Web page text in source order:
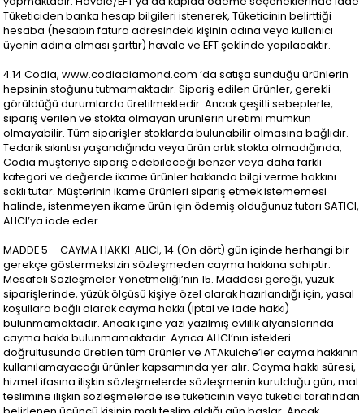
Tüketiciden banka hesap bilgileri istenerek, Tüketicinin belirttiği
hesaba (hesabın fatura adresindeki kişinin adına veya kullanıcı
üyenin adına olması şarttır) havale ve EFT şeklinde yapılacaktır.
4.14 Codia, www.codiadiamond.com ’da satışa sunduğu ürünlerin
hepsinin stoğunu tutmamaktadır. Sipariş edilen ürünler, gerekli
görüldüğü durumlarda üretilmektedir. Ancak çeşitli sebeplerle,
sipariş verilen ve stokta olmayan ürünlerin üretimi mümkün
olmayabilir. Tüm siparişler stoklarda bulunabilir olmasına bağlıdır.
Tedarik sıkıntısı yaşandığında veya ürün artık stokta olmadığında,
Codia müşteriye sipariş edebileceği benzer veya daha farklı
kategori ve değerde ikame ürünler hakkında bilgi verme hakkını
saklı tutar. Müşterinin ikame ürünleri sipariş etmek istememesi
halinde, istenmeyen ikame ürün için ödemiş olduğunuz tutarı SATICI,
ALICI’ya iade eder.
MADDE 5 – CAYMA HAKKI ALICI, 14 (On dört) gün içinde herhangi bir
gerekçe göstermeksizin sözleşmeden cayma hakkına sahiptir.
Mesafeli Sözleşmeler Yönetmeliği’nin 15. Maddesi gereği, yüzük
siparişlerinde, yüzük ölçüsü kişiye özel olarak hazırlandığı için, yasal
koşullara bağlı olarak cayma hakkı (iptal ve iade hakkı)
bulunmamaktadır. Ancak içine yazı yazılmış evlilik alyanslarında
cayma hakkı bulunmamaktadır. Ayrıca ALICI’nın istekleri
doğrultusunda üretilen tüm ürünler ve ATAkulche’ler cayma hakkının
kullanılamayacağı ürünler kapsamında yer alır. Cayma hakkı süresi,
hizmet ifasına ilişkin sözleşmelerde sözleşmenin kurulduğu gün; mal
teslimine ilişkin sözleşmelerde ise tüketicinin veya tüketici tarafından